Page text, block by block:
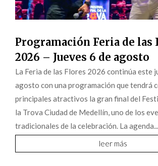
Programación Feria de las
2026 – Jueves 6 de agosto
La Feria de las Flores 2026 continúa este
agosto con una programación que tendrá
principales atractivos la gran final del
la Trova Ciudad de Medellín, uno de los
tradicionales de la celebración. La agenda...
leer más